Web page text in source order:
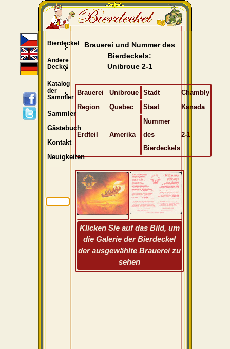
Brauerei und Nummer des
Bierdeckels:
Unibroue 2-1
Brauerei Unibroue Stadt
Chambly
Region
Quebec Staat Kanada
Erdteil Amerika
Nummer
des
Bierdeckels
2-1
Klicken Sie auf das Bild, um
die Galerie der Bierdeckel
der ausgewählte Brauerei zu
sehen
Bierdeckel
Andere
Deckel
Katalog
der
Sammler
Sammler
Gästebuch
Kontakt
Neuigkeiten